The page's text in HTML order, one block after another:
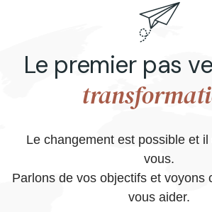
Le premier pas
Le changement est possible et
vous.
Parlons de vos objectifs et voyons
vous aider.